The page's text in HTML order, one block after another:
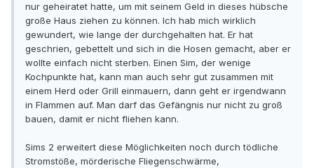
nur geheiratet hatte, um mit seinem Geld in dieses hübsche
große Haus ziehen zu können. Ich hab mich wirklich
gewundert, wie lange der durchgehalten hat. Er hat
geschrien, gebettelt und sich in die Hosen gemacht, aber er
wollte einfach nicht sterben. Einen Sim, der wenige
Kochpunkte hat, kann man auch sehr gut zusammen mit
einem Herd oder Grill einmauern, dann geht er irgendwann
in Flammen auf. Man darf das Gefängnis nur nicht zu groß
bauen, damit er nicht fliehen kann.
Sims 2 erweitert diese Möglichkeiten noch durch tödliche
Stromstöße, mörderische Fliegenschwärme,